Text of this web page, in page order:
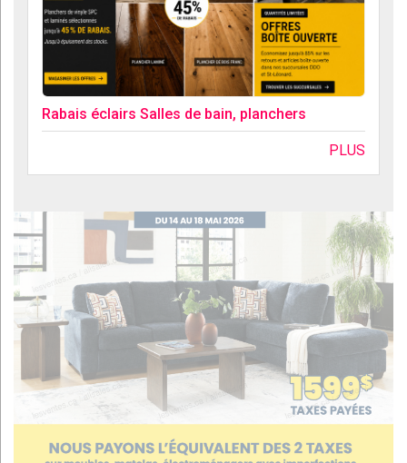
Rabais éclairs Salles de bain, planchers
PLUS